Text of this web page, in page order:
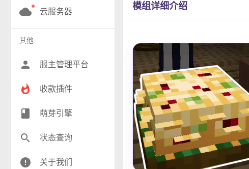
神奇宝贝(26)
工业(9)
cloud 云服务器
其他
person 服主管理平台
whatshot 收款插件
class 萌芽引擎
search 状态查询
error 关于我们
模组详细介绍